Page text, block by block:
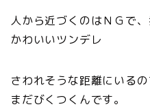
人から近づくのはＮＧで
かわいいツンデレ
さわれそうな距離にいる
まだびくつくんです。